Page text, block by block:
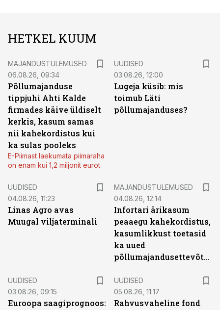
HETKEL KUUM
MAJANDUSTULEMUSED
06.08.26, 09:34
Põllumajanduse
tippjuhi Ahti Kalde
firmades käive üldiselt
kerkis, kasum samas
nii kahekordistus kui
ka sulas pooleks
E-Piimast laekumata piimaraha
on enam kui 1,2 miljonit eurot
UUDISED
03.08.26, 12:00
Lugeja küsib: mis
toimub Läti
põllumajanduses?
UUDISED
04.08.26, 11:23
Linas Agro avas
Muugal viljaterminali
MAJANDUSTULEMUSED
04.08.26, 12:14
Infortari ärikasum
peaaegu kahekordistus,
kasumlikkust toetasid
ka uued
põllumajandusettevõtted
UUDISED
03.08.26, 09:15
Euroopa saagiprognoos:
UUDISED
05.08.26, 11:17
Rahvusvaheline fond